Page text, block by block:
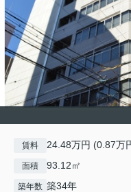
賃料 24.48万円 (0.87
面積 93.12㎡
築年数 築34年